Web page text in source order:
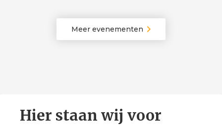
Meer evenementen 
Hier staan wij voor